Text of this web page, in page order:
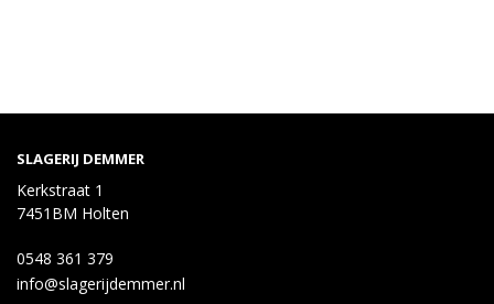
SLAGERIJ DEMMER
Kerkstraat 1
7451BM Holten
0548 361 379
info@slagerijdemmer.nl